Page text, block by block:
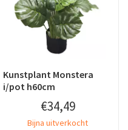
Kunstplant Monstera
i/pot h60cm
€34,49
Bijna uitverkocht